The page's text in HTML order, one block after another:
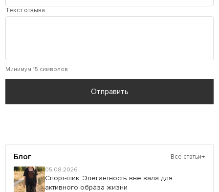
Текст отзыва
Минимум 15 символов
Отправить
Блог Все статьи→
05.08.2026
Спорт-шик: Элегантность вне зала для
активного образа жизни